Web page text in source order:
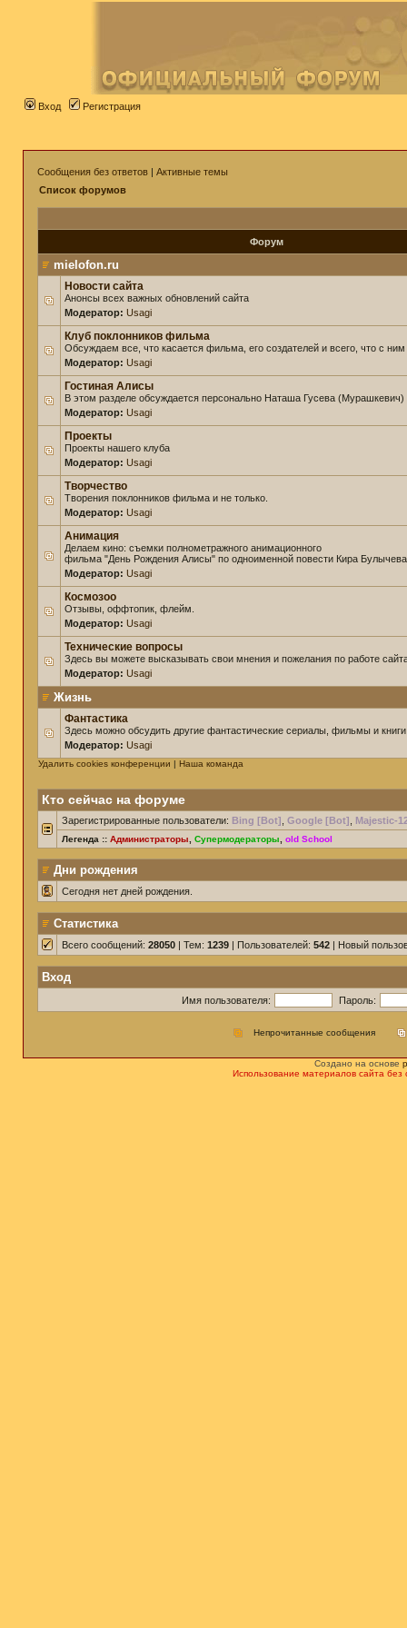
Вход Регистрация
Сообщения без ответов | Активные темы
Список форумов
Форум
mielofon.ru
Новости сайта
Анонсы всех важных обновлений сайта
Модератор: Usagi
Клуб поклонников фильма
Обсуждаем все, что касается фильма, его создателей и всего, что с ним
Модератор: Usagi
Гостиная Алисы
В этом разделе обсуждается персонально Наташа Гусева (Мурашкевич)
Модератор: Usagi
Проекты
Проекты нашего клуба
Модератор: Usagi
Творчество
Творения поклонников фильма и не только.
Модератор: Usagi
Анимация
Делаем кино: съемки полнометражного анимационного
фильма "День Рождения Алисы" по одноименной повести Кира
Модератор: Usagi
Космозоо
Отзывы, оффтопик, флейм.
Модератор: Usagi
Технические вопросы
Здесь вы можете высказывать свои мнения и пожелания по работе
Модератор: Usagi
Жизнь
Фантастика
Здесь можно обсудить другие фантастические сериалы, фильмы и
Модератор: Usagi
Удалить cookies конференции | Наша команда
Кто сейчас на форуме
Зарегистрированные пользователи: Bing [Bot] Google [Bot] Majestic-
Легенда :: Администраторы Супермодераторы old School
Дни рождения
Сегодня нет дней рождения.
Статистика
Всего сообщений: 28050 | Тем: 1239 | Пользователей: 542 | Новый
Вход
Имя пользователя: Пароль:
Непрочитанные сообщения
Создано на основе
Использование материалов сайта